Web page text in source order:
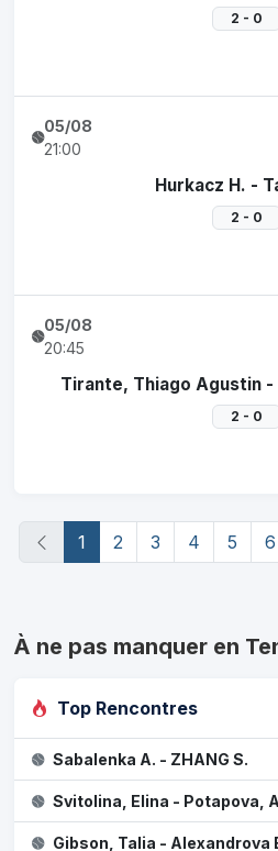
2 - 0
05/08
21:00
Hurkacz H. -
2 - 0
05/08
20:45
Tirante, Thiago Agustin
2 - 0
1 (current)
2 3 4 5 6
À ne pas manquer en
Top Rencontres
Sabalenka A. - ZHANG S.
Svitolina, Elina - Potapova,
Gibson, Talia - Alexandrova